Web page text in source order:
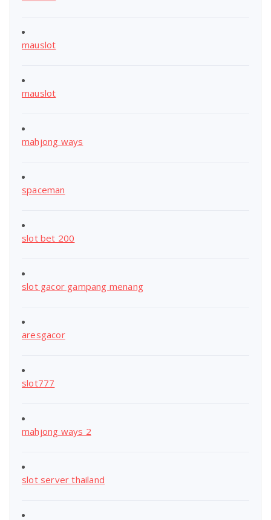
mauslot
mauslot
mahjong ways
spaceman
slot bet 200
slot gacor gampang menang
aresgacor
slot777
mahjong ways 2
slot server thailand